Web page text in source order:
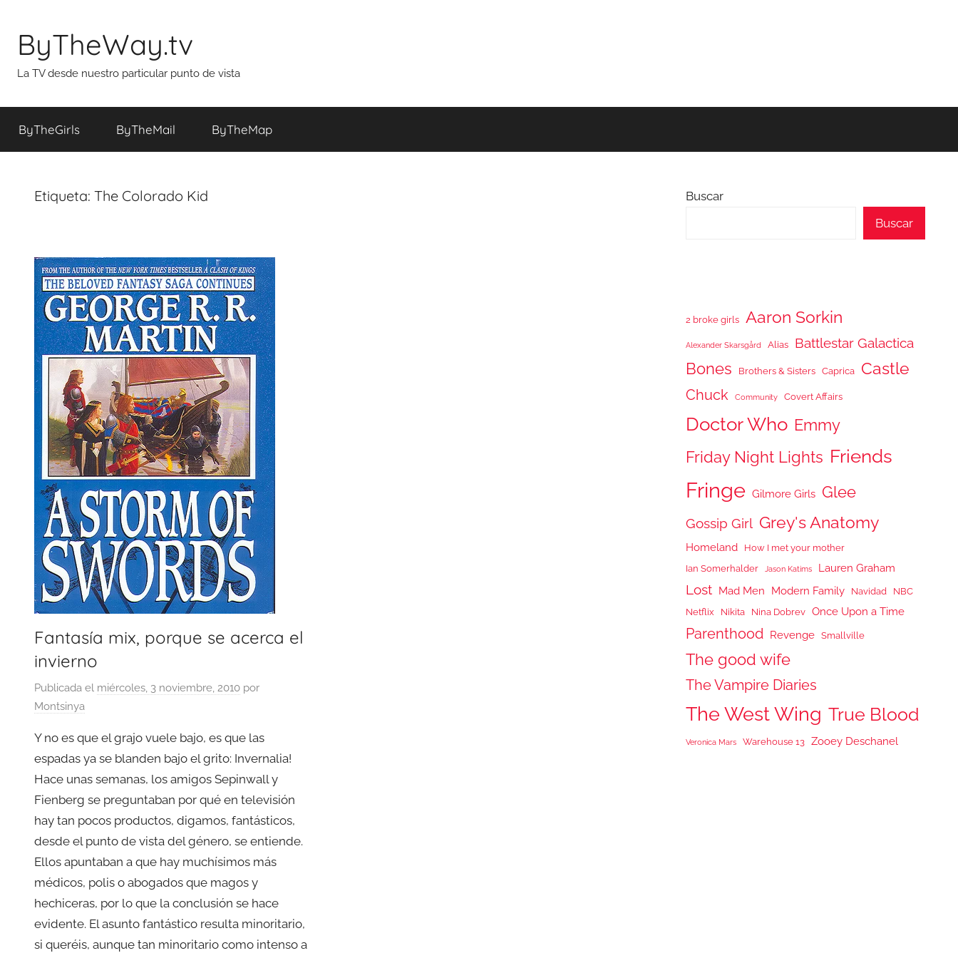
contenido
ByTheWay.tv
La TV desde nuestro particular punto de vista
ByTheGirls ByTheMail ByTheMap
Etiqueta: The Colorado Kid
Fantasía mix, porque se acerca el
invierno
Publicada el miércoles, 3 noviembre, 2010 por
Montsinya
Y no es que el grajo vuele bajo, es que las
espadas ya se blanden bajo el grito: Invernalia!
Hace unas semanas, los amigos Sepinwall y
Fienberg se preguntaban por qué en televisión
hay tan pocos productos, digamos, fantásticos,
desde el punto de vista del género, se entiende.
Ellos apuntaban a que hay muchísimos más
médicos, polis o abogados que magos y
hechiceras, por lo que la conclusión se hace
evidente. El asunto fantástico resulta minoritario,
si queréis, aunque tan minoritario como intenso a
Buscar
Buscar
2 broke girls Aaron Sorkin
Alexander Skarsgård Alias Battlestar Galactica
Bones Brothers & Sisters Caprica Castle
Chuck Community Covert Affairs
Doctor Who Emmy
Friday Night Lights Friends
Fringe Gilmore Girls Glee
Gossip Girl Grey's Anatomy
Homeland
How I met your mother
Ian Somerhalder
Jason Katims Lauren Graham
Lost Mad Men Modern Family Navidad
NBC
Netflix
Nikita Nina Dobrev Once Upon a Time
Parenthood Revenge Smallville
The good wife
The Vampire Diaries
The West Wing True Blood
Veronica Mars Warehouse 13 Zooey Deschanel